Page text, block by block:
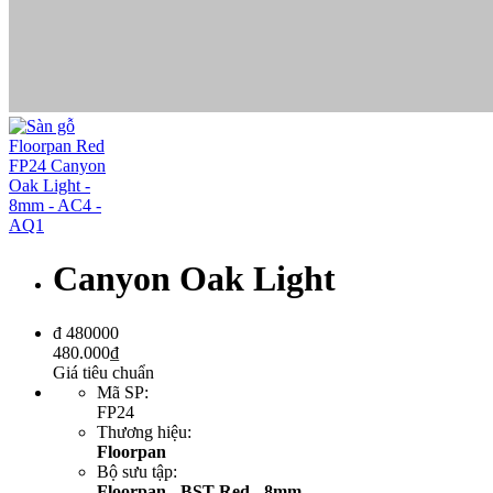
Canyon Oak Light
đ 480000
480.000₫
Giá tiêu chuẩn
Mã SP:
FP24
Thương hiệu:
Floorpan
Bộ sưu tập: